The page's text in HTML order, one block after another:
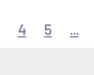
4 5 ...